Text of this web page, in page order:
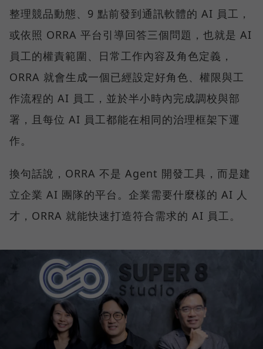
整理競品動態、9 點前發到通訊軟體的 AI 員工，
或依照 ORRA 平台引導回答三個問題，也就是 AI
員工的權責範圍、日常工作內容及角色定義，
ORRA 就會生成一個已經設定好角色、權限與工
作流程的 AI 員工，並於半小時內完成調校與部
署，且每位 AI 員工都能在相同的治理框架下運
作。
換句話說，ORRA 不是 Agent 開發工具，而是建
立企業 AI 團隊的平台。企業需要什麼樣的 AI 人
才，ORRA 就能快速打造符合需求的 AI 員工。